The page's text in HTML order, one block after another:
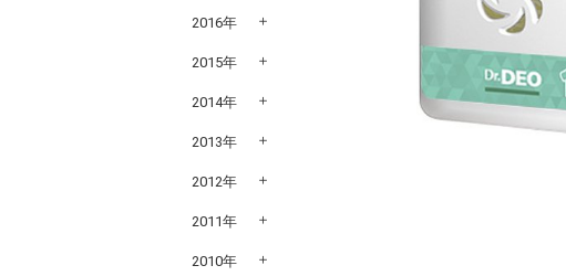
2016年
2015年
2014年
2013年
2012年
2011年
2010年